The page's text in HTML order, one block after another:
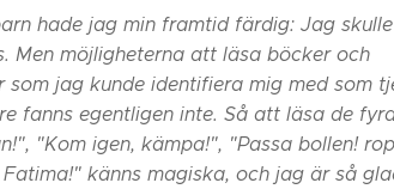
hade jag min framtid färdig: Jag
Men möjligheterna att läsa böcker och
som jag kunde identifiera mig med som
fanns egentligen inte. Så att läsa de
"Kom igen, kämpa!", "Passa bollen!
Fatima!" känns magiska, och jag är så